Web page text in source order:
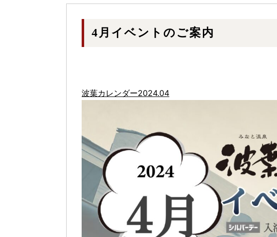
4月イベントのご案内
波葉カレンダー2024.04